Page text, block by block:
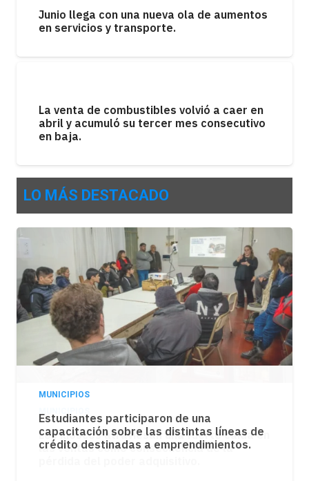
Junio llega con una nueva ola de aumentos
en servicios y transporte.
La venta de combustibles volvió a caer en
abril y acumuló su tercer mes consecutivo
en baja.
LO MÁS DESTACADO
Los kioscos atraviesan una fuerte caída en
las ventas como consecuencia de la